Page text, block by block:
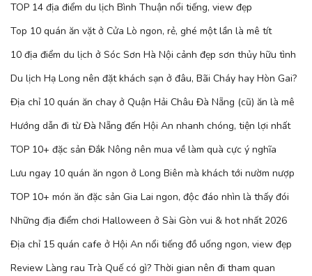
TOP 14 địa điểm du lịch Bình Thuận nổi tiếng, view đẹp
Top 10 quán ăn vặt ở Cửa Lò ngon, rẻ, ghé một lần là mê tít
10 địa điểm du lịch ở Sóc Sơn Hà Nội cảnh đẹp sơn thủy hữu tình
Du lịch Hạ Long nên đặt khách sạn ở đâu, Bãi Cháy hay Hòn Gai?
Địa chỉ 10 quán ăn chay ở Quận Hải Châu Đà Nẵng (cũ) ăn là mê
Hướng dẫn đi từ Đà Nẵng đến Hội An nhanh chóng, tiện lợi nhất
TOP 10+ đặc sản Đắk Nông nên mua về làm quà cực ý nghĩa
Lưu ngay 10 quán ăn ngon ở Long Biên mà khách tới nườm nượp
TOP 10+ món ăn đặc sản Gia Lai ngon, độc đáo nhìn là thấy đói
Những địa điểm chơi Halloween ở Sài Gòn vui & hot nhất 2026
Địa chỉ 15 quán cafe ở Hội An nổi tiếng đồ uống ngon, view đẹp
Review Làng rau Trà Quế có gì? Thời gian nên đi tham quan